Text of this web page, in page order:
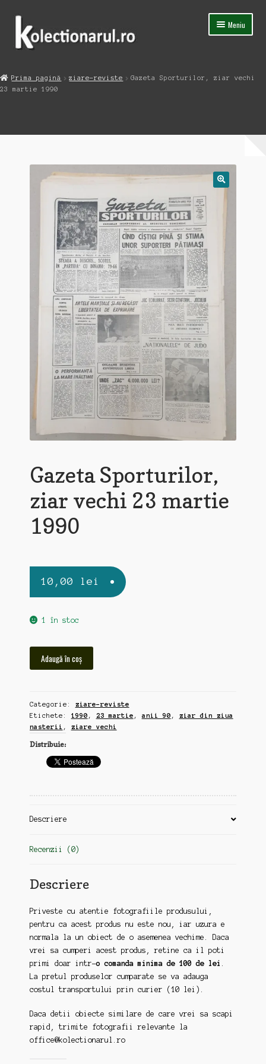
Sari
navigare
Sari
conținut
Meniu
Magazin
Prima pagină ziare-reviste
Gazeta Sporturilor, ziar vechi
23 martie 1990
Gazeta Sporturilor,
ziar vechi 23 martie
1990
10,00 lei
1 în stoc
vechi
23
martie
1990
Adaugă în coș
Categorie: ziare-reviste
Etichete: 1990 , 23 martie ,anii 90 , ziar din ziua
nasterii , ziare vechi
Distribuie:
Descriere
Recenzii (0)
Descriere
Priveste cu atentie fotografiile produsului,
pentru ca acest produs nu este nou, iar uzura e
normala la un obiect de o asemenea vechime. Daca
vrei sa cumperi acest produs, retine ca il poti
primi doar intr-o comanda minima de 100 de lei
La pretul produselor cumparate se va adauga
costul transportului prin curier (10 lei).
Daca detii obiecte similare de care vrei sa scapi
rapid, trimite fotografii relevante la
office@kolectionarul.ro